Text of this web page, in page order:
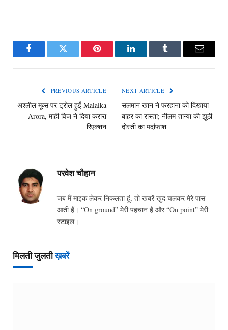
FacebookTwitter Pinterest LinkedInTumblr Email
PREVIOUS ARTICLE
अश्लील मूव्स पर ट्रोल हुईं Malaika
Arora, माही विज ने दिया करारा
रिएक्शन
NEXT ARTICLE
सलमान खान ने फरहाना को दिखाया
बाहर का रास्ता; नीलम-तान्या की झूठी
दोस्ती का पर्दाफाश
परवेश चौहान
जब मैं माइक लेकर निकलता हूं, तो खबरें खुद चलकर मेरे पास
आती हैं। “On ground” मेरी पहचान है और “On point” मेरी
स्टाइल।
मिलती जुलतीख़बरें